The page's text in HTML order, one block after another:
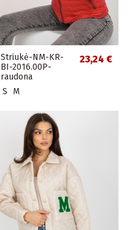
Striukė-NM-KR-
BI-2016.00P-
raudona
23,24 €
S M